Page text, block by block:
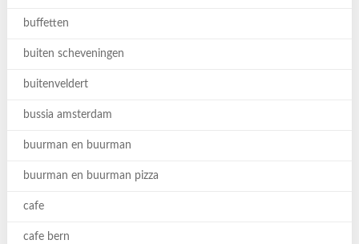
buffetten
buiten scheveningen
buitenveldert
bussia amsterdam
buurman en buurman
buurman en buurman pizza
cafe
cafe bern